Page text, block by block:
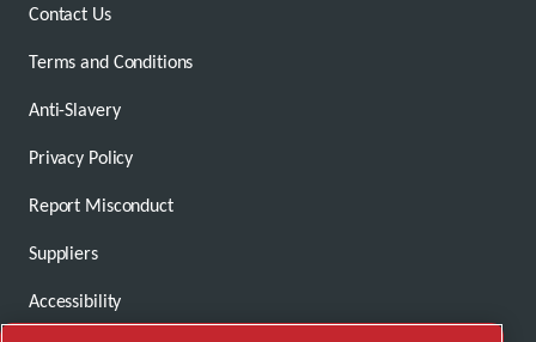
Contact Us
Terms and Conditions
Anti-Slavery
Privacy Policy
Report Misconduct
Suppliers
Accessibility